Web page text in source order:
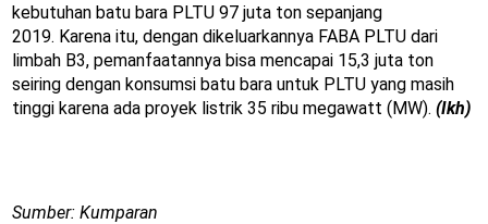
kebutuhan batu bara PLTU 97 juta ton sepanjang
2019. Karena itu, dengan dikeluarkannya FABA PLTU dari
limbah B3, pemanfaatannya bisa mencapai 15,3 juta ton
seiring dengan konsumsi batu bara untuk PLTU yang masih
tinggi karena ada proyek listrik 35 ribu megawatt (MW). (Ikh)
Sumber: Kumparan